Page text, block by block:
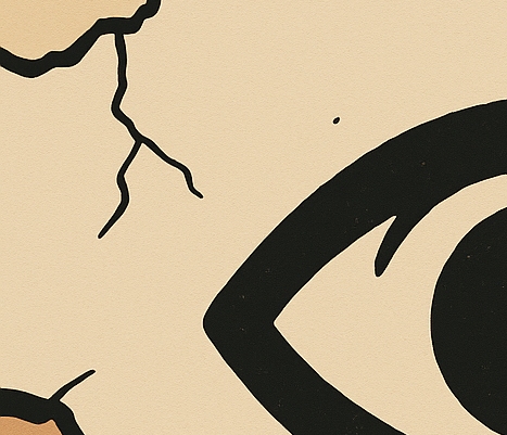
È MORTO MELO FRENI, VIVONO LE
Antonio Marino 4 Agosto 2026
Cultura e Società
A casa Freni, a pochi passi dal lungomare di